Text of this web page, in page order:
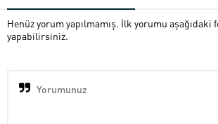
Henüz yorum yapılmamış. İlk yorumu aşağıdaki
yapabilirsiniz.